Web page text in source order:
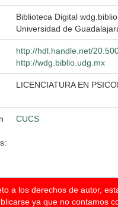
Biblioteca Digital wdg.biblio
Universidad de
http://hdl.handle.net/
http://wdg.biblio.udg.mx
LICENCIATURA EN
CUCS
a los derechos de autor,
ya que no contamos